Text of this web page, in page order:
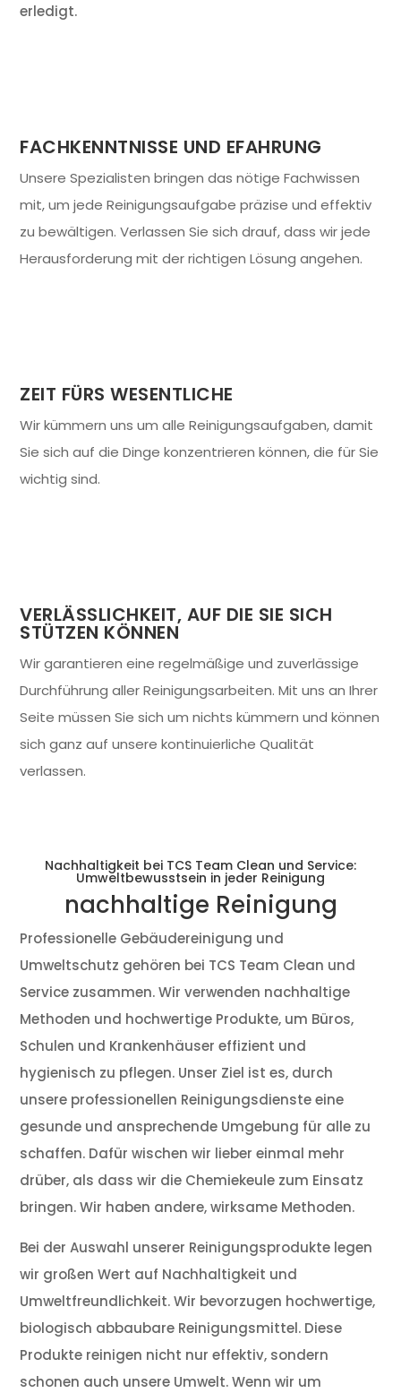
erledigt.
FACHKENNTNISSE UND EFAHRUNG
Unsere Spezialisten bringen das nötige Fachwissen
mit, um jede Reinigungsaufgabe präzise und effektiv
zu bewältigen. Verlassen Sie sich drauf, dass wir jede
Herausforderung mit der richtigen Lösung angehen.
ZEIT FÜRS WESENTLICHE
Wir kümmern uns um alle Reinigungsaufgaben, damit
Sie sich auf die Dinge konzentrieren können, die für Sie
wichtig sind.
VERLÄSSLICHKEIT, AUF DIE SIE SICH
STÜTZEN KÖNNEN
Wir garantieren eine regelmäßige und zuverlässige
Durchführung aller Reinigungsarbeiten. Mit uns an Ihrer
Seite müssen Sie sich um nichts kümmern und können
sich ganz auf unsere kontinuierliche Qualität
verlassen.
Nachhaltigkeit bei TCS Team Clean und Service:
Umweltbewusstsein in jeder Reinigung
nachhaltige Reinigung
Professionelle Gebäudereinigung und
Umweltschutz gehören bei TCS Team Clean und
Service zusammen. Wir verwenden nachhaltige
Methoden und hochwertige Produkte, um Büros,
Schulen und Krankenhäuser effizient und
hygienisch zu pflegen. Unser Ziel ist es, durch
unsere professionellen Reinigungsdienste eine
gesunde und ansprechende Umgebung für alle zu
schaffen. Dafür wischen wir lieber einmal mehr
drüber, als dass wir die Chemiekeule zum Einsatz
bringen. Wir haben andere, wirksame Methoden.
Bei der Auswahl unserer Reinigungsprodukte legen
wir großen Wert auf Nachhaltigkeit und
Umweltfreundlichkeit. Wir bevorzugen hochwertige,
biologisch abbaubare Reinigungsmittel. Diese
Produkte reinigen nicht nur effektiv, sondern
schonen auch unsere Umwelt. Wenn wir um